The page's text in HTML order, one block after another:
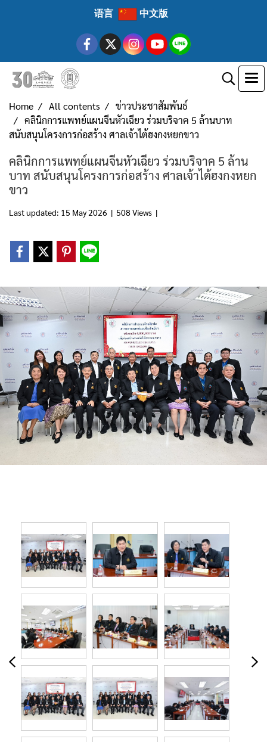
语言 中文版
Home All contents
ข่าวประชาสัมพันธ์
คลินิกการแพทย์แผนจีนหัวเฉียว ร่วมบริจาค 5 ล้านบาท
สนับสนุนโครงการก่อสร้าง ศาลเจ้าไต้ฮงกงหยกขาว
คลินิกการแพทย์แผนจีนหัวเฉียว ร่วมบริจาค 5 ล้าน
บาท สนับสนุนโครงการก่อสร้าง ศาลเจ้าไต้ฮงกงหยก
ขาว
Last updated: 15 May 2026 | 508 Views |